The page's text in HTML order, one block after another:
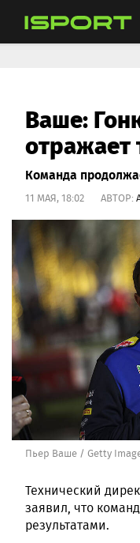
Ваше:
отражает
Команда
11 МАЯ, 18:02 АВТОР:
Пьер Ваше / Getty
Технический
заявил, что
результатами.